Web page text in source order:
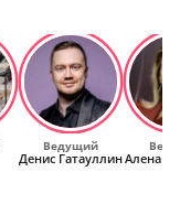
Ведущий
Денис ГатауллинАлена